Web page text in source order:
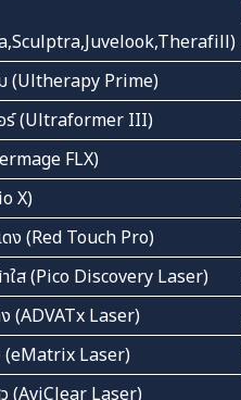
ม (Ultherapy Prime)
ร์ (Ultraformer III)
FLX)
X)
ดง (Red Touch Pro)
าใส (Pico Discovery Laser)
ง (ADVATx Laser)
(eMatrix Laser)
ว (AviClear Laser)